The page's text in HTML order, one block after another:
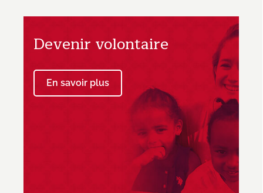
Devenir volontaire
En savoir plus